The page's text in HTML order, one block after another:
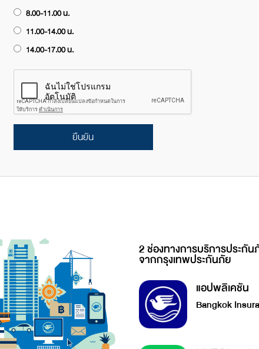
8.00-11.00 น.
11.00-14.00 น.
14.00-17.00 น.
ยืนยัน
2 ช่องทางการบริการประกั
จากกรุงเทพประกันภัย
แอปพลิเคชัน
Bangkok